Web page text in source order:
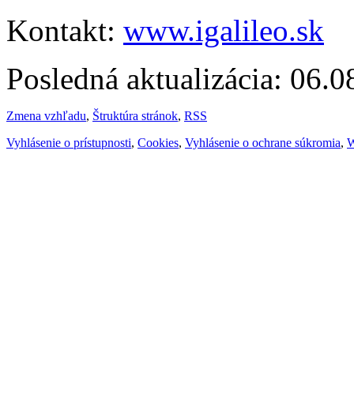
Kontakt: www.igalileo.sk
Posledná aktualizácia:
Zmena vzhľadu, Štruktúra stránok, RSS
Vyhlásenie o prístupnosti, Cookies, Vyhlásenie o ochrane súkromia,